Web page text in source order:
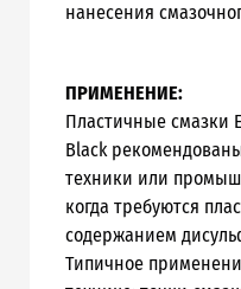
нанесения
ПРИМЕНЕНИЕ:
Пластичные смазки
Black
техники или
когда требуются
содержанием
Типичное